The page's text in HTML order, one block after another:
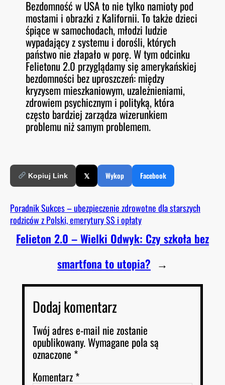
O
D
E
RSS FEED
LINK
EMBED
Bezdomność w USA to nie tylko namioty pod
mostami i obrazki z Kalifornii. To także dzieci
śpiące w samochodach, młodzi ludzie
wypadający z systemu i dorośli, których
państwo nie złapało w porę. W tym odcinku
Felietonu 2.0 przyglądamy się amerykańskiej
bezdomności bez uproszczeń: między
kryzysem mieszkaniowym, uzależnieniami,
zdrowiem psychicznym i polityką, która
często bardziej zarządza wizerunkiem
problemu niż samym problemem.
Kopiuj Link 𝕏 Wykop Facebook
Poradnik Sukces – ubezpieczenie zdrowotne dla starszych
rodziców z Polski, emerytury SS i opłaty
Felieton 2.0 – Wielki Odwyk: Czy szkoła bez
smartfona to utopia? →
Dodaj komentarz
Twój adres e-mail nie zostanie
opublikowany.Wymagane pola są
oznaczone *
Komentarz*